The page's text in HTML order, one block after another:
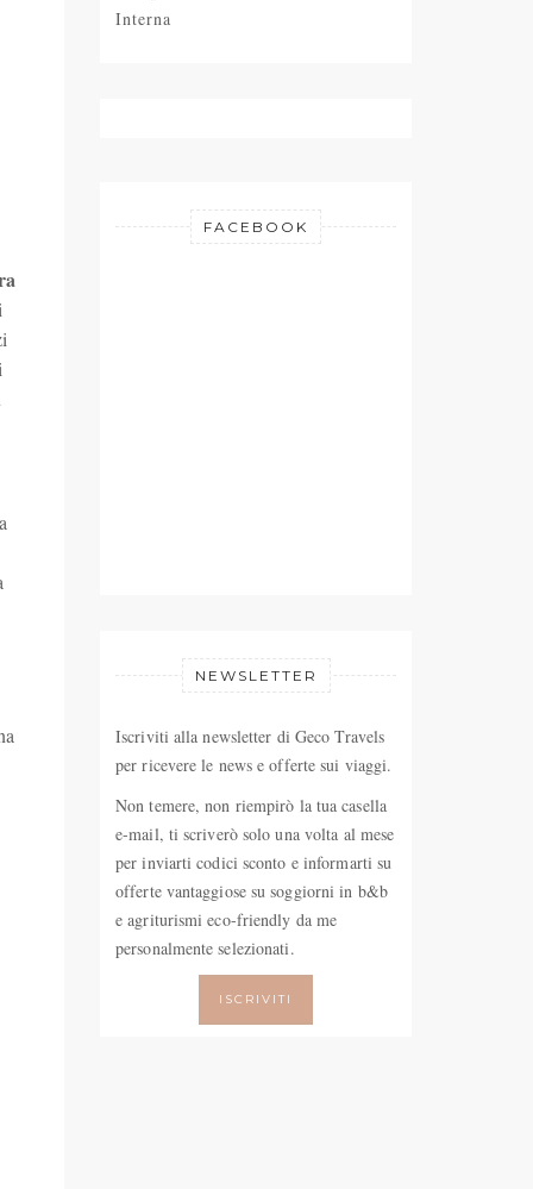
FACEBOOK
NEWSLETTER
Iscriviti alla newsletter di Geco Travels
per ricevere le news e offerte sui viaggi.
Non temere, non riempirò la tua casella
e-mail, ti scriverò solo una volta al mese
per inviarti codici sconto e informarti su
offerte vantaggiose su soggiorni in b&b
e agriturismi eco-friendly da me
personalmente selezionati.